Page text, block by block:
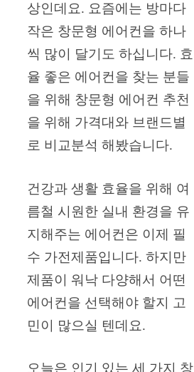
상인데요. 요즘에는 방마다
작은 창문형 에어컨을 하나
씩 많이 달기도 하십니다. 효
율 좋은 에어컨을 찾는 분들
을 위해 창문형 에어컨 추천
을 위해 가격대와 브랜드별
로 비교분석 해봤습니다.
건강과 생활 효율을 위해 여
름철 시원한 실내 환경을 유
지해주는 에어컨은 이제 필
수 가전제품입니다. 하지만
제품이 워낙 다양해서 어떤
에어컨을 선택해야 할지 고
민이 많으실 텐데요.
오늘은 인기 있는 세 가지 창